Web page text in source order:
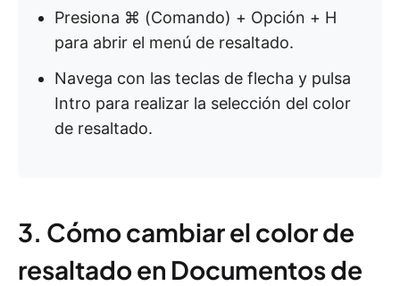
Presiona ⌘ (Comando) + Opción + H
para abrir el menú de resaltado.
Navega con las teclas de flecha y pulsa
Intro para realizar la selección del color
de resaltado.
3. Cómo cambiar el color de
resaltado en Documentos de